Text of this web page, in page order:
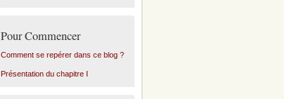
Pour Commencer
Comment se repérer dans ce blog ?
Présentation du chapitre I